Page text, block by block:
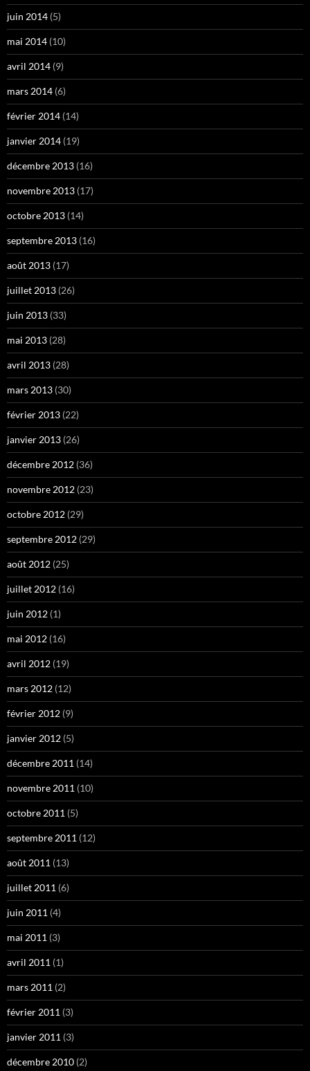
juin 2014 (5)
mai 2014 (10)
avril 2014 (9)
mars 2014 (6)
février 2014 (14)
janvier 2014 (19)
décembre 2013 (16)
novembre 2013 (17)
octobre 2013 (14)
septembre 2013 (16)
août 2013 (17)
juillet 2013 (26)
juin 2013 (33)
mai 2013 (28)
avril 2013 (28)
mars 2013 (30)
février 2013 (22)
janvier 2013 (26)
décembre 2012 (36)
novembre 2012 (23)
octobre 2012 (29)
septembre 2012 (29)
août 2012 (25)
juillet 2012 (16)
juin 2012 (1)
mai 2012 (16)
avril 2012 (19)
mars 2012 (12)
février 2012 (9)
janvier 2012 (5)
décembre 2011 (14)
novembre 2011 (10)
octobre 2011 (5)
septembre 2011 (12)
août 2011 (13)
juillet 2011 (6)
juin 2011 (4)
mai 2011 (3)
avril 2011 (1)
mars 2011 (2)
février 2011 (3)
janvier 2011 (3)
décembre 2010 (2)